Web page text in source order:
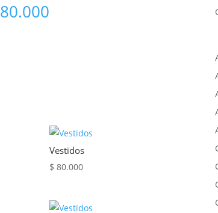
80.000
Vestidos
$ 80.000